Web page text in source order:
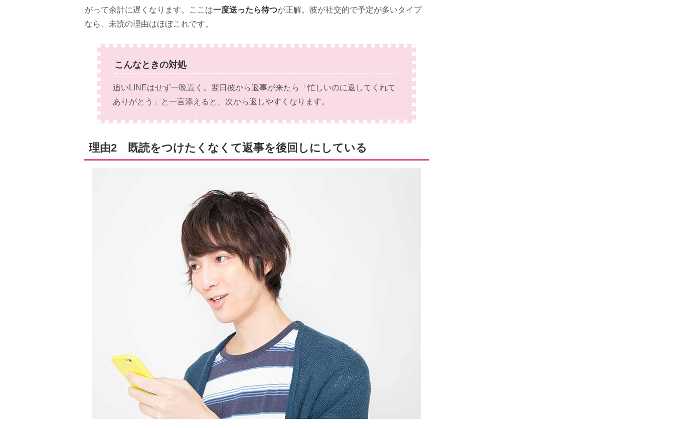
がって余計に遅くなります。ここは一度送ったら待つが正解。彼が社交的で予定が多いタイプ
なら、未読の理由はほぼこれです。
こんなときの対処
追いLINEはせず一晩置く。翌日彼から返事が来たら「忙しいのに返してくれて
ありがとう」と一言添えると、次から返しやすくなります。
理由2 既読をつけたくなくて返事を後回しにしている